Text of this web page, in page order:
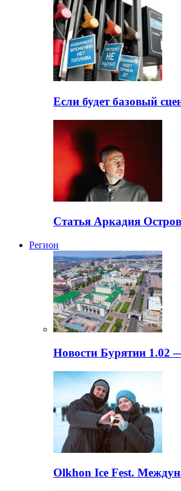
Если будет базовый
Статья Аркадия
Регион
Новости Бурятии 1.02
Olkhon Ice Fest.